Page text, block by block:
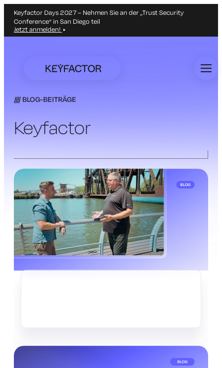
Keyfactor Days 2027 – Nehmen Sie an der „Trust Security
Conference“ in San Diego teil
Jetzt anmelden!
springen
BLOG-BEITRÄGE
Keyfactor